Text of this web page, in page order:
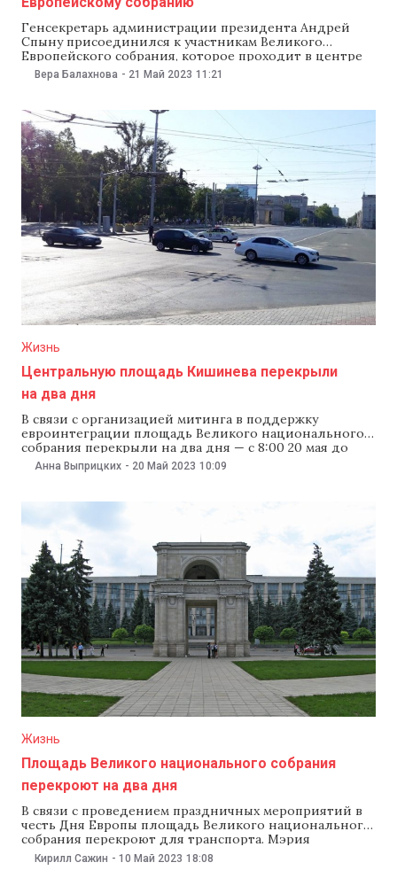
Генсекретарь администрации президента Андрей
Спыну присоединился к участникам Великого
Европейского собрания, которое проходит в центре
Кишинева 21 мая. Чиновник заявил корреспонденту
NM, что пришел на площадь Великого
гражданами и поддержать европейскую интеграцию
Молдовы». На центральной площади Кишинева
началось Великое Европейское собрание. За час до
Вера Балахнова - 21 Май 2023 11:21
Жизнь
Центральную площадь Кишинева перекрыли
на два дня
В связи с организацией митинга в поддержку
евроинтеграции площадь Великого национального
собрания перекрыли на два дня — с 8:00 20 мая до
6:00 22 мая. Об этом сообщила мэрия Кишинева.
Дорожное движение по проспекту Штефана чел Маре
Пушкина перекрыли. Весь общественный транспорт
перенаправили на
Анна Выприцких - 20 Май 2023 10:09
Жизнь
Площадь Великого национального собрания
перекроют на два дня
В связи с проведением праздничных мероприятий в
честь Дня Европы площадь Великого национального
собрания перекроют для транспорта. Мэрия
Кишинева сообщает, что с 21:00 12 мая до 8:00 15 мая
приостановят движение транспорта по проспекту
Кирилл Сажин - 10 Май 2023 18:08